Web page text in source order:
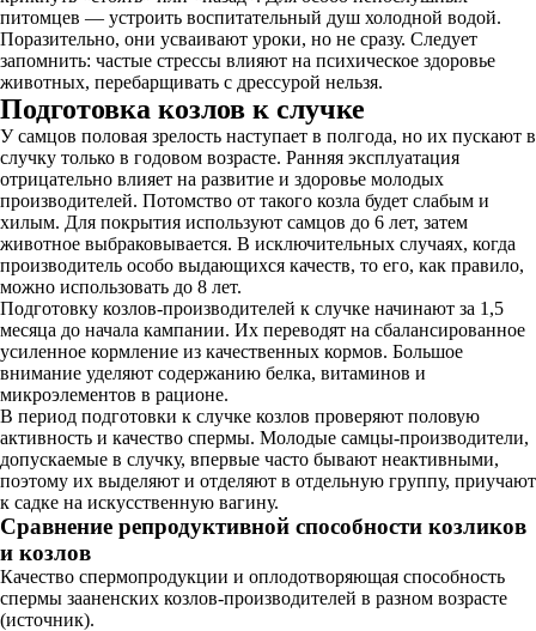
питомцев — устроить воспитательный душ холодной водой.
Поразительно, они усваивают уроки, но не сразу. Следует
запомнить: частые стрессы влияют на психическое здоровье
животных, перебарщивать с дрессурой нельзя.
Подготовка козлов к случке
У самцов половая зрелость наступает в полгода, но их пускают в
случку только в годовом возрасте. Ранняя эксплуатация
отрицательно влияет на развитие и здоровье молодых
производителей. Потомство от такого козла будет слабым и
хилым. Для покрытия используют самцов до 6 лет, затем
животное выбраковывается. В исключительных случаях, когда
производитель особо выдающихся качеств, то его, как правило,
можно использовать до 8 лет.
Подготовку козлов-производителей к случке начинают за 1,5
месяца до начала кампании. Их переводят на сбалансированное
усиленное кормление из качественных кормов. Большое
внимание уделяют содержанию белка, витаминов и
микроэлементов в рационе.
В период подготовки к случке козлов проверяют половую
активность и качество спермы. Молодые самцы-производители,
допускаемые в случку, впервые часто бывают неактивными,
поэтому их выделяют и отделяют в отдельную группу, приучают
к садке на искусственную вагину.
Сравнение репродуктивной способности козликов
и козлов
Качество спермопродукции и оплодотворяющая способность
спермы зааненских козлов-производителей в разном возрасте
(источник).